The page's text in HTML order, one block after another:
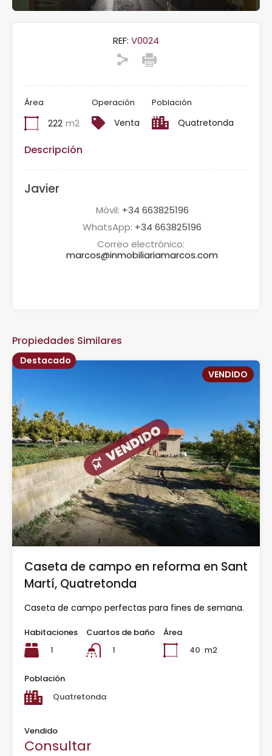
REF: V0024
Área
222 m2
Operación
Venta
Población
Quatretonda
Descripción
Javier
Móvil: +34 663825196
WhatsApp: +34 663825196
Correo electrónico:
marcos@inmobiliariamarcos.com
Propiedades Similares
Destacado
VENDIDO
Caseta de campo en reforma en Sant
Martí, Quatretonda
Caseta de campo perfectas para fines de semana.
Habitaciones
1
Cuartos de baño
1
Área
40 m2
Población
Quatretonda
Vendido
Consultar